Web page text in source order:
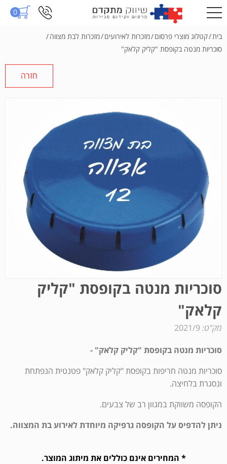
0
בית/קטלוג מוצרי פרסום/מזכרות לאירועים/מזכרות לבת מצווה/
סוכריות מנטה בקופסת "קליק קלאק"
חזרה
סוכריות מנטה בקופסת "קליק
קלאק"
מק"ט: 2021/9
סוכריות מנטה בקופסת "קליק קלאק" -
סוכריות מנטה חריפות בקופסת "קליק קלאק" פטנטית הנפתחת
ונסגרת בלחיצה.
הקופסה משווקת במגוון רב של צבעים.
ניתן להדפיס על הקופסה גרפיקה מיוחדת לאירוע בת המצווה.
* המחירים אינם כוללים את מיתוג המוצר.